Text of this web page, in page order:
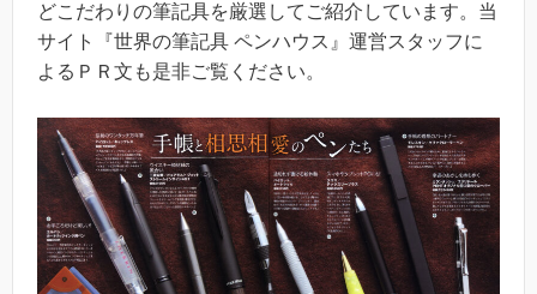
どこだわりの筆記具を厳選してご紹介しています。当
サイト『世界の筆記具 ペンハウス』運営スタッフに
よるＰＲ文も是非ご覧ください。